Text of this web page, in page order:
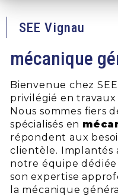
SEE Vignau
mécanique
Bienvenue chez
privilégié en travaux
Nous sommes fiers
spécialisés en
répondent aux
clientèle. Implantés
notre équipe
son expertise
la mécanique